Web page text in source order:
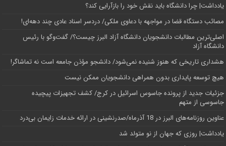
یادداشت| چرا دانشگاه باید نقش خود را بازآرایی کند؟
مصائب دستگاه قضا در مواجهه با دعاوی ملکی/ دردسر اسناد عادی چند‌ دهه‌ای!
اصلی‌ترین مطالبات دانشجویان دانشگاه آزاد البرز چیست؟/ گفت‌وگو با رئیس
دانشگاه آز‌اد
هشداری تاریخی که هنوز شنیده نمی‌شود/ دانشجو مؤذن جامعه است نه تماشاگر!
هیچ توسعه پایداری بدون همراهی دانشجویان ممکن نیست
جزئیات جدید از پرونده جاسوس اسرائیل در کرج/‌ کشف تجهیزات پیچیده
جاسوسی از متهم
عناوین روزنامه‌های البرز در ‌18 آذرماه/صدرنشینی در ارائه خدمات زایمان بی‌درد
یادداشت| روزی که جهان از نو متولد شد